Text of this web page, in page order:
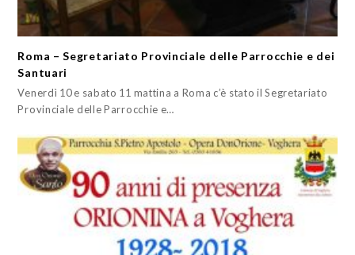
Roma – Segretariato Provinciale delle Parrocchie e dei
Santuari
Venerdì 10 e sabato 11 mattina a Roma c’è stato il Segretariato
Provinciale delle Parrocchie e…